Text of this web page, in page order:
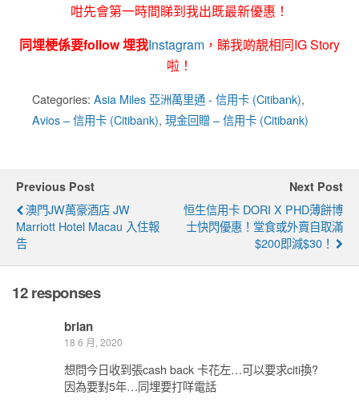
咁先會第一時間睇到我出既最新優惠！
同埋梗係要follow 埋我Instagram ，睇我啲靚相同IG Story
啦！
Categories: Asia Miles 亞洲萬里通 - 信用卡 (Citibank),
Avios – 信用卡 (Citibank), 現金回贈 – 信用卡 (Citibank)
Previous Post
澳門JW萬豪酒店 JW
Marriott Hotel Macau 入住報
告
Next Post
恒生信用卡 DORI X PHD薄餅博
士快閃優惠！堂食或外賣自取滿
$200即減$30！
12 responses
brian
18 6 月, 2020
想問今日收到張cash back 卡花左…可以要求citi換?
因為要對5年…同埋要打咩電話